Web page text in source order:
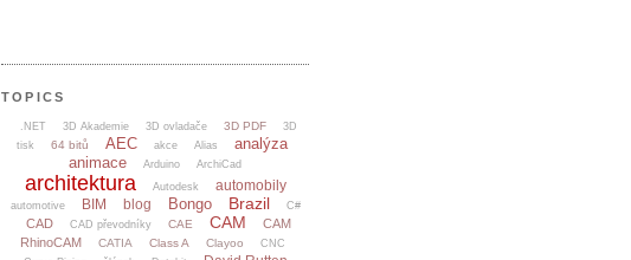
TOPICS
.NET 3D Akademie 3D ovladače 3D PDF
3D
tisk
64 bitů AEC akce Alias
analýza
animace
Arduino ArchiCad
architektura Autodesk automobily
automotive BIM blog Bongo Brazil C#
CAD CAD převodníky CAE CAM
CAM
RhinoCAM
CATIA Class A Clayoo
CNC